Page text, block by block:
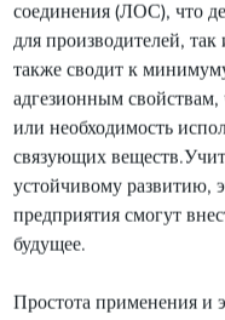
соединения (ЛОС), что
для производителей,
также сводит к
адгезионным свойствам,
или необходимость
связующих
устойчивому развитию,
предприятия смогут
будущее.
Простота применения и